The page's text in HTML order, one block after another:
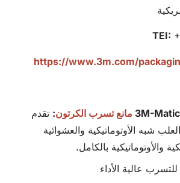
TEI:
https://www.3m.com/
3M- مانع تسرب الكرتون: تقدم
شبه الأوتوماتيكية والعشوائية
والأوتوماتيكية بالكامل.
عالية الأداء